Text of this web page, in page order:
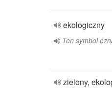
ekologiczny
Ten symbol
zielony,